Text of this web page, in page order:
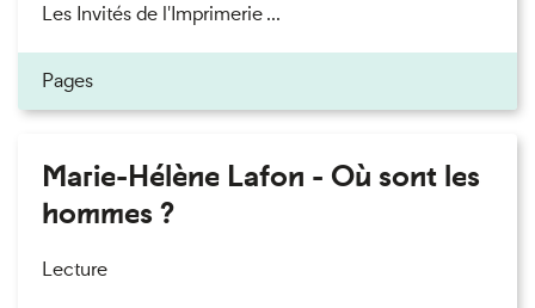
Les Invités de l'Imprimerie ...
Pages
Marie-Hélène Lafon - Où sont les
hommes ?
Lecture